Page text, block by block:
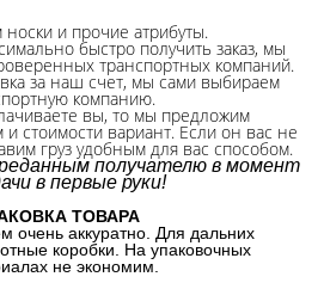
и прочие атрибуты.
быстро получить заказ, мы
транспортных компаний.
за наш счет, мы сами выбираем
компанию.
вы, то мы предложим
стоимости вариант. Если он вас не
груз удобным для вас способом.
получателю в момент
в первые руки!
ТОВАРА
очень аккуратно. Для дальних
коробки. На упаковочных
не экономим.